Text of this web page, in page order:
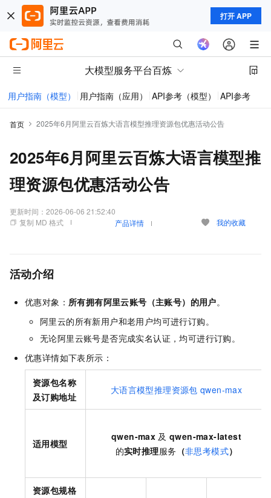
打开 APP
大模型服务平台百炼
用户指南（模型） 用户指南（应用） API参考（模型） API参考（应
首页 2025年6月阿里云百炼大语言模型推理资源包优惠活动公告
2025年6月阿里云百炼大语言模型推
理资源包优惠活动公告
更新时间： 2026-06-06 21:52:40
复制 MD 格式
产品详情 我的收藏
活动介绍
优惠对象： 所有拥有阿里云账号（主账号）的用户。
阿里云的所有新用户和老用户均可进行订购。
无论阿里云账号是否完成实名认证，均可进行订购。
优惠详情如下表所示：
资源包名称
及订购地址
大语言模型推理资源包 qwen-max
适用模型
qwen-max 及 qwen-max-latest
的实时推理服务 （非思考模式）
资源包规格